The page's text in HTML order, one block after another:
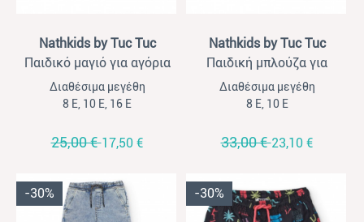
Nathkids by Tuc Tuc
Παιδικό μαγιό για αγόρια
Nathkids μαύρο
Διαθέσιμα μεγέθη
8 Ε, 10 Ε, 16 Ε
25,00 €17,50 €
Nathkids by Tuc Tuc
Παιδική μπλούζα για
αγόρια Nathkids τζιν
Διαθέσιμα μεγέθη
8 Ε, 10 Ε
33,00 €23,10 €
-30% -30%